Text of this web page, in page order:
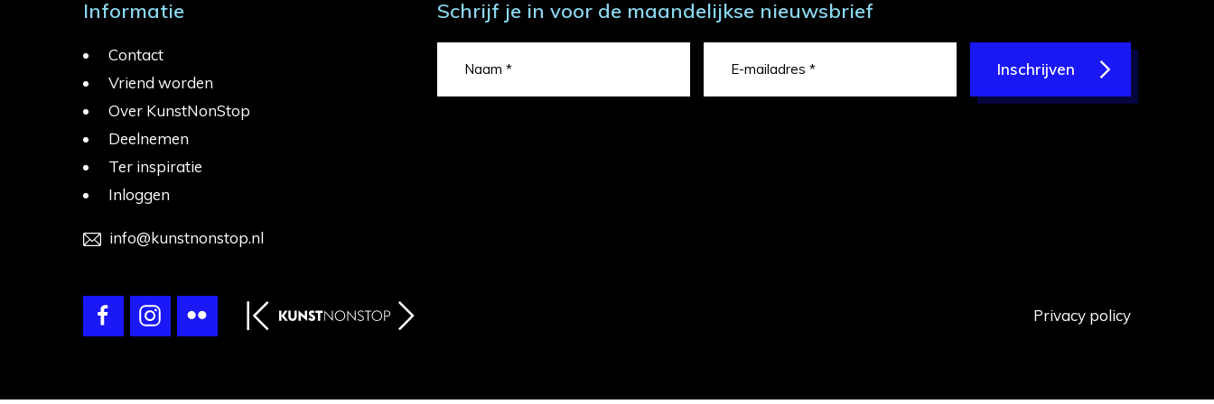
Informatie
Contact
Vriend worden
Over KunstNonStop
Deelnemen
Ter inspiratie
Inloggen
info@kunstnonstop.nl
Schrijf je in voor de maandelijkse nieuwsbrief
Inschrijven
Privacy policy